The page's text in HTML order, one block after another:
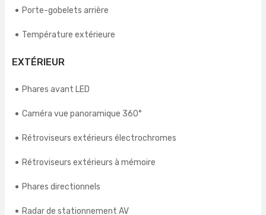
Porte-gobelets arrière
Température extérieure
EXTÉRIEUR
Phares avant LED
Caméra vue panoramique 360°
Rétroviseurs extérieurs électrochromes
Rétroviseurs extérieurs à mémoire
Phares directionnels
Radar de stationnement AV